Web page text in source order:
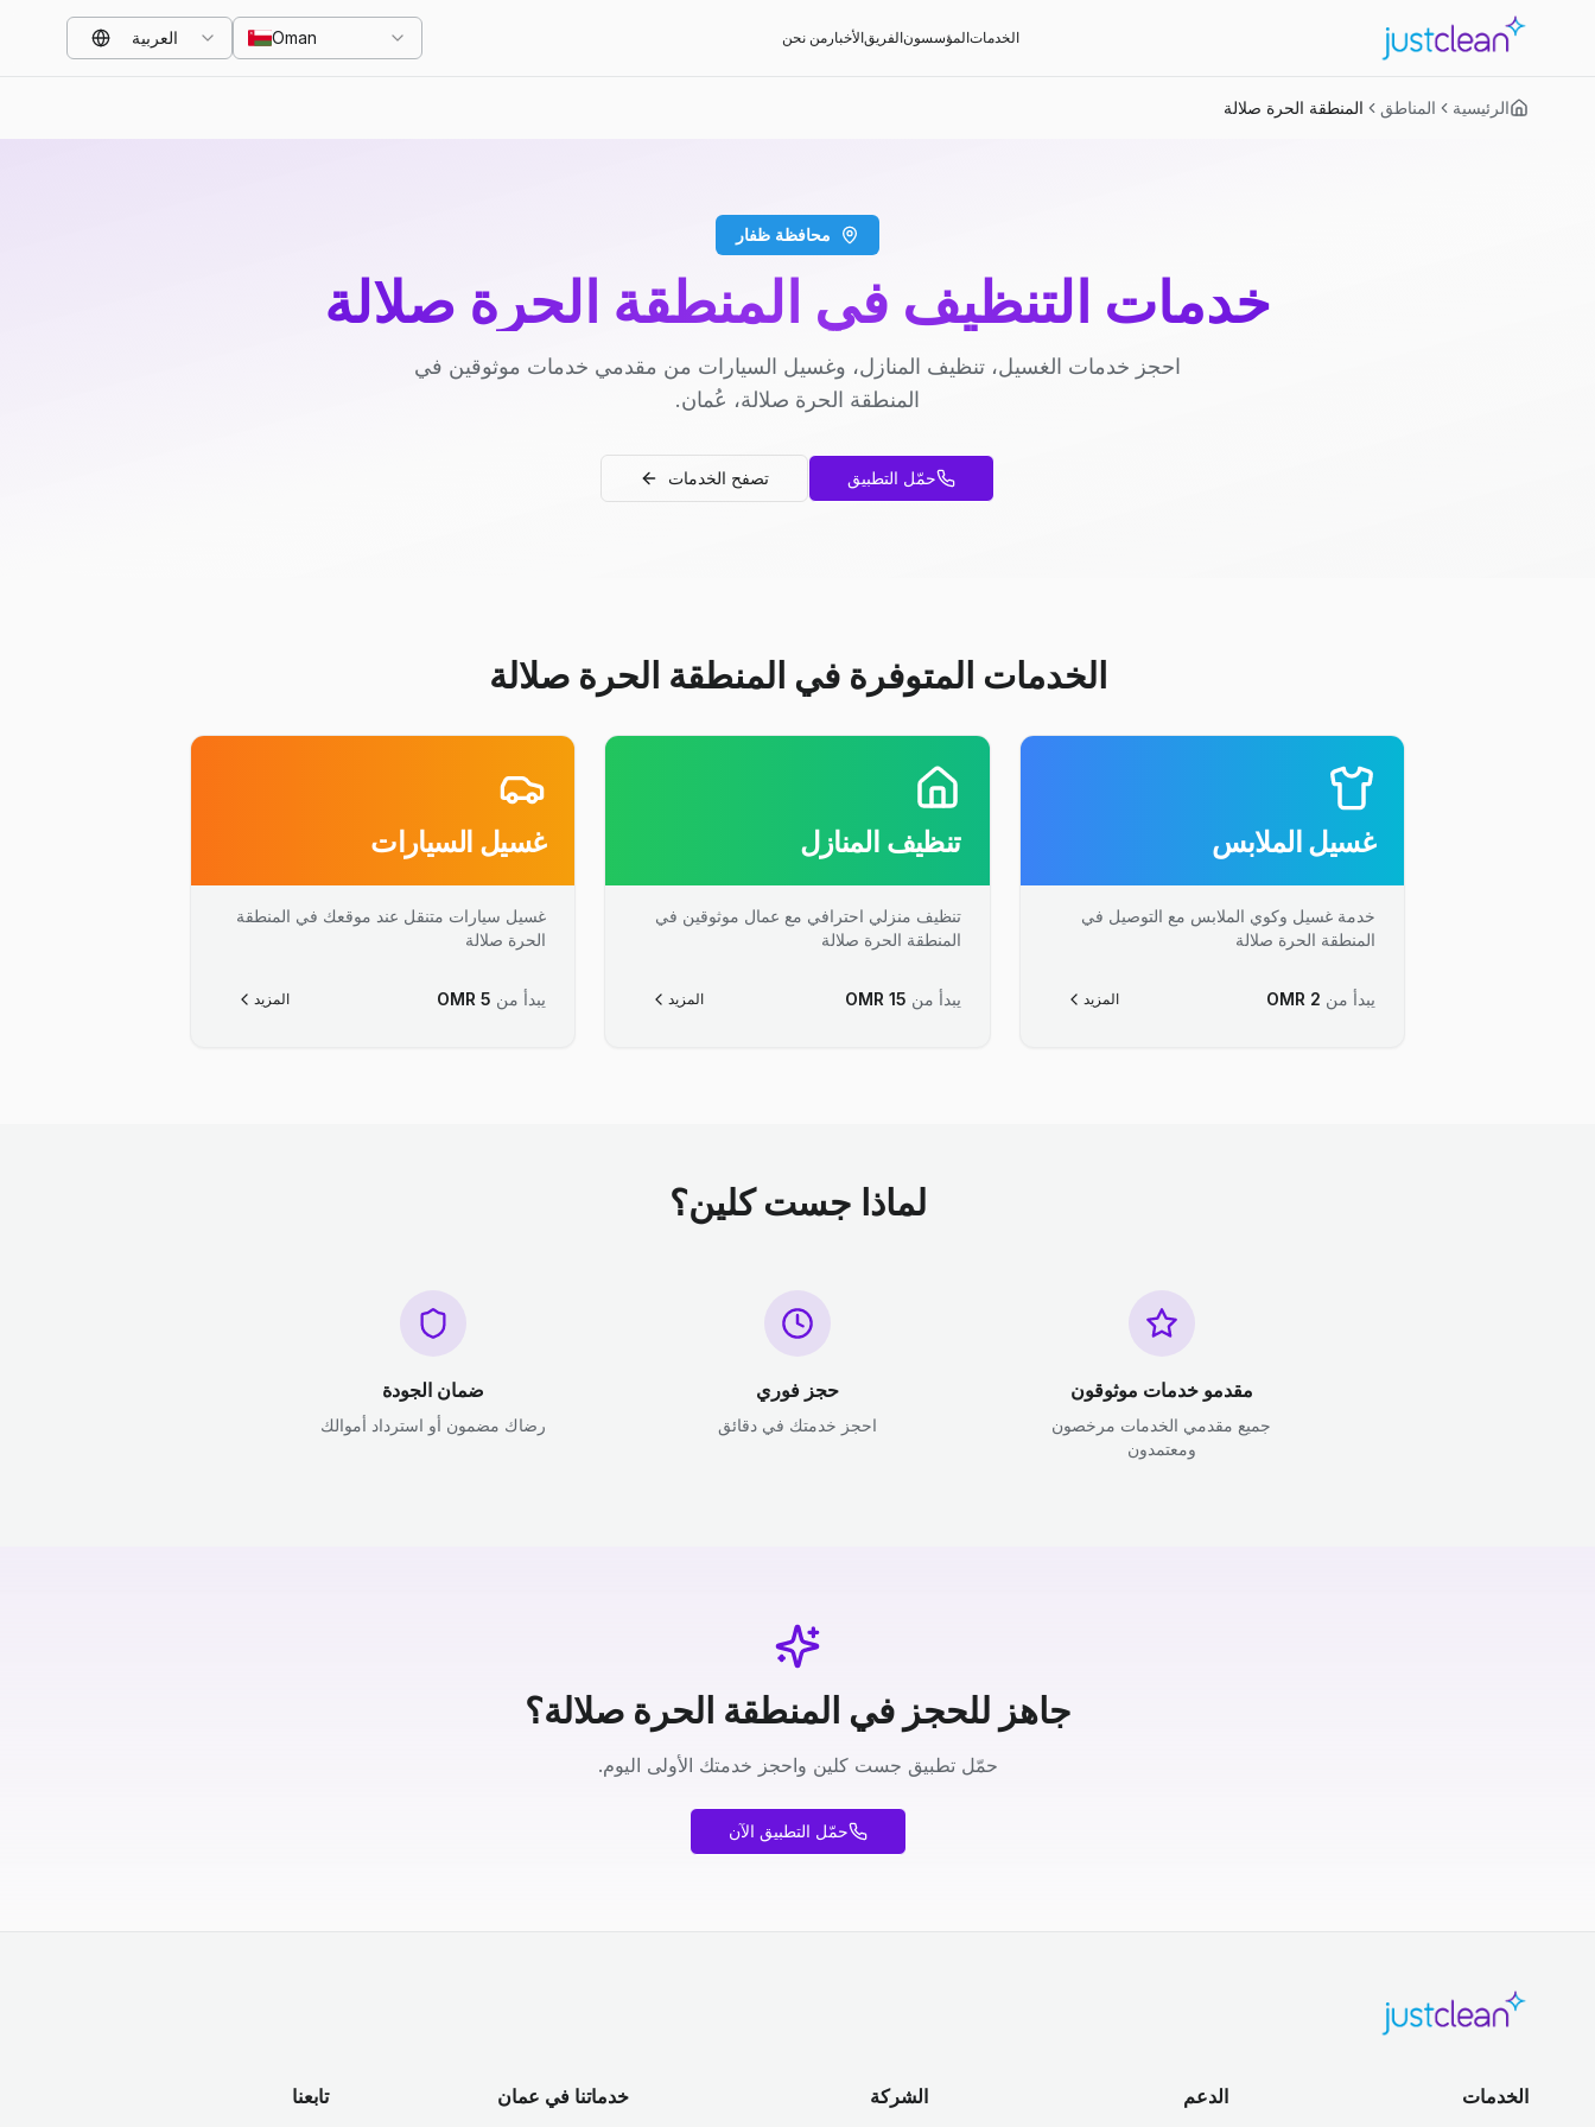
الخدماتالمؤسسونالفريقالأخبار من نحن Oman العربية
الرئيسية المناطق المنطقة الحرة صلالة
محافظة ظفار
خدمات التنظيف في المنطقة الحرة صلالة
احجز خدمات الغسيل، تنظيف المنازل، وغسيل السيارات من مقدمي خدمات موثوقين في
المنطقة الحرة صلالة، عُمان.
حمّل التطبيق تصفح الخدمات
الخدمات المتوفرة في المنطقة الحرة صلالة
غسيل الملابس
خدمة غسيل وكوي الملابس مع التوصيل في
المنطقة الحرة صلالة
يبدأ من OMR 2 المزيد
تنظيف المنازل
تنظيف منزلي احترافي مع عمال موثوقين في
المنطقة الحرة صلالة
يبدأ من OMR 15 المزيد
غسيل السيارات
غسيل سيارات متنقل عند موقعك في المنطقة
الحرة صلالة
يبدأ من OMR 5 المزيد
لماذا جست كلين؟
مقدمو خدمات موثوقون
جميع مقدمي الخدمات مرخصون
ومعتمدون
حجز فوري
احجز خدمتك في دقائق
ضمان الجودة
رضاك مضمون أو استرداد أموالك
جاهز للحجز في المنطقة الحرة صلالة؟
حمّل تطبيق جست كلين واحجز خدمتك الأولى اليوم.
حمّل التطبيق الآن
الخدمات الدعم الشركة خدماتنا في عمان تابعنا